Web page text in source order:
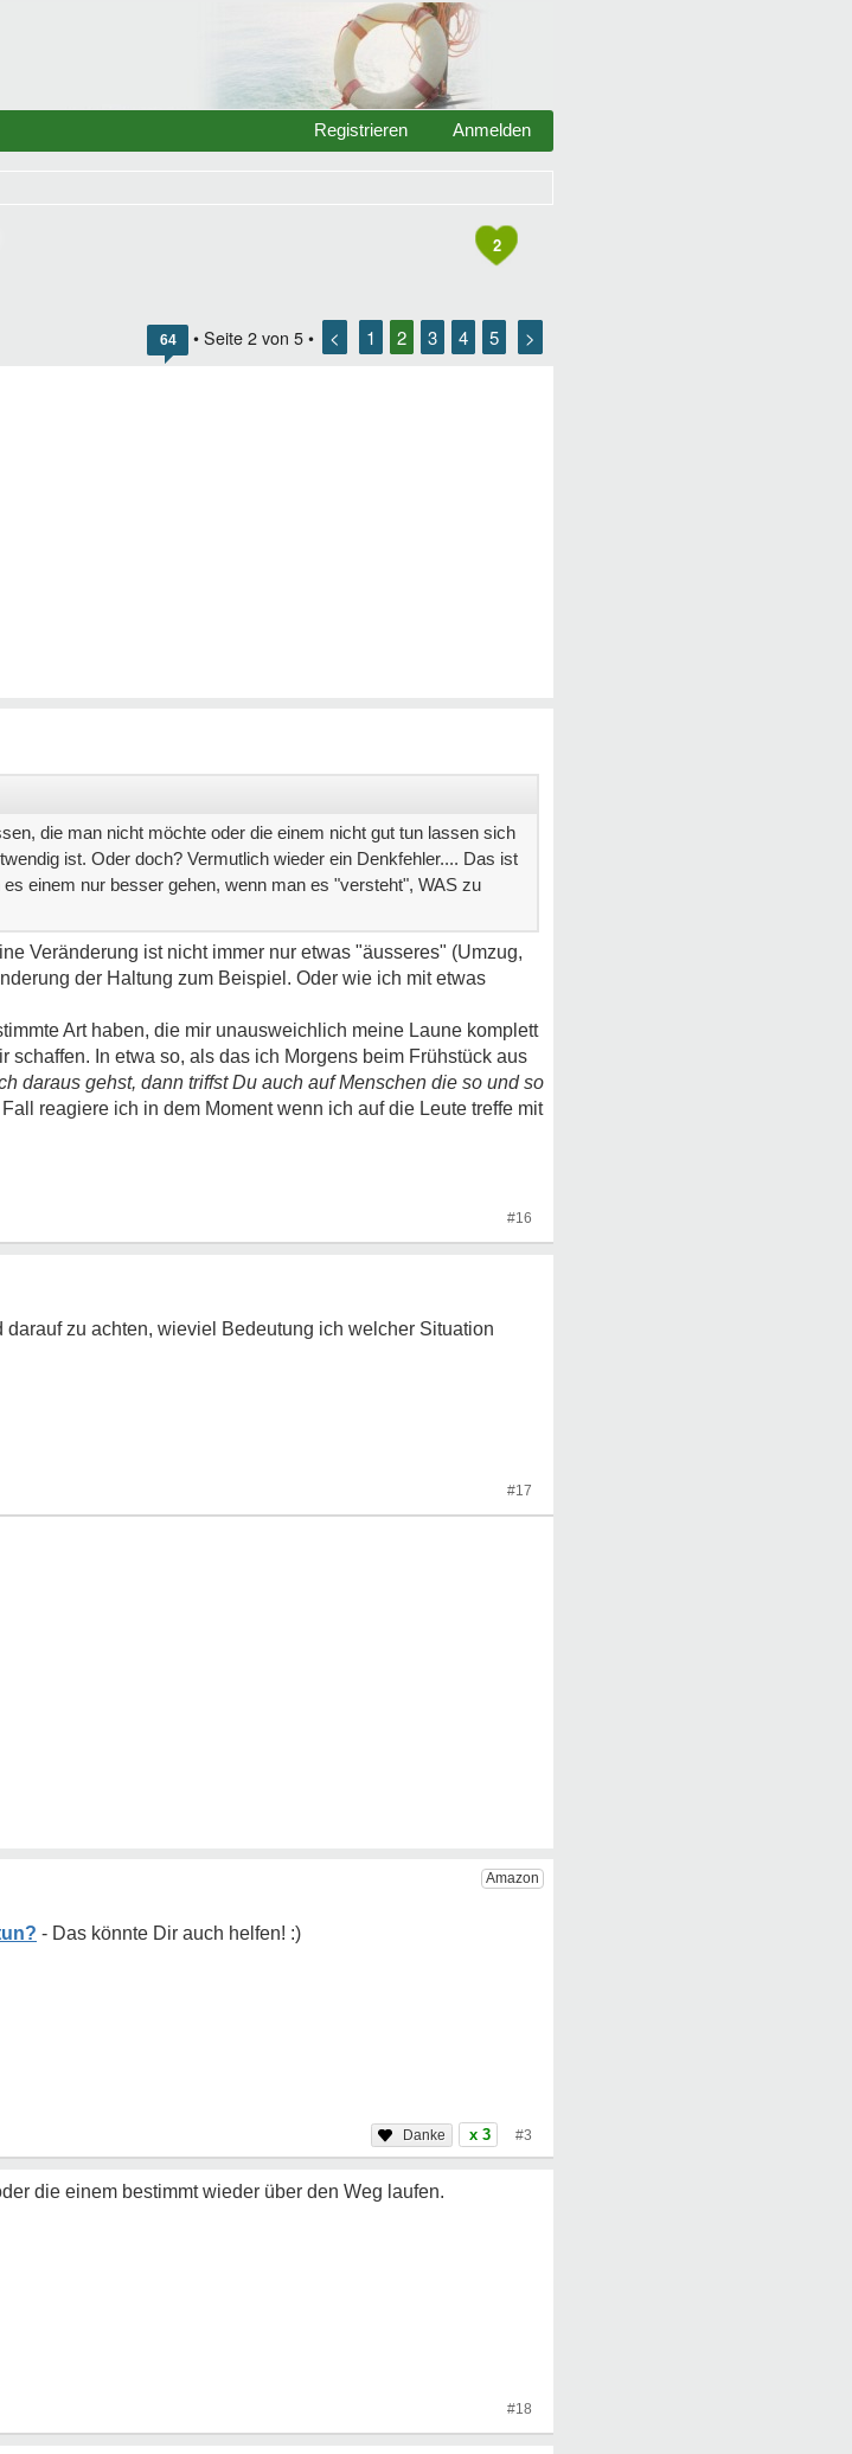
Anmelden
Registrieren
2
64 • Seite 2 von 5 • < 1 2 3 4 5 >
die man nicht möchte oder die einem nicht gut tun lassen sich
ist. Oder doch? Vermutlich wieder ein Denkfehler.... Das ist
einem nur besser gehen, wenn man es "versteht", WAS zu
Veränderung ist nicht immer nur etwas "äusseres" (Umzug,
der Haltung zum Beispiel. Oder wie ich mit etwas
Art haben, die mir unausweichlich meine Laune komplett
In etwa so, als das ich Morgens beim Frühstück aus
daraus gehst, dann triffst Du auch auf Menschen die so und so
reagiere ich in dem Moment wenn ich auf die Leute treffe mit
#16
zu achten, wieviel Bedeutung ich welcher Situation
#17
x 3 #3
die einem bestimmt wieder über den Weg laufen.
#18